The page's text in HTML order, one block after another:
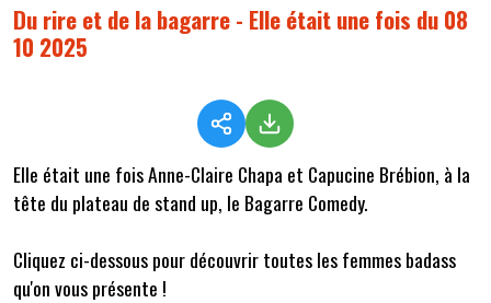
Du rire et de la bagarre - Elle était une fois du 08
10 2025
Elle était une fois Anne-Claire Chapa et Capucine Brébion, à la
tête du plateau de stand up, le Bagarre Comedy.
Cliquez ci-dessous pour découvrir toutes les femmes badass
qu'on vous présente !